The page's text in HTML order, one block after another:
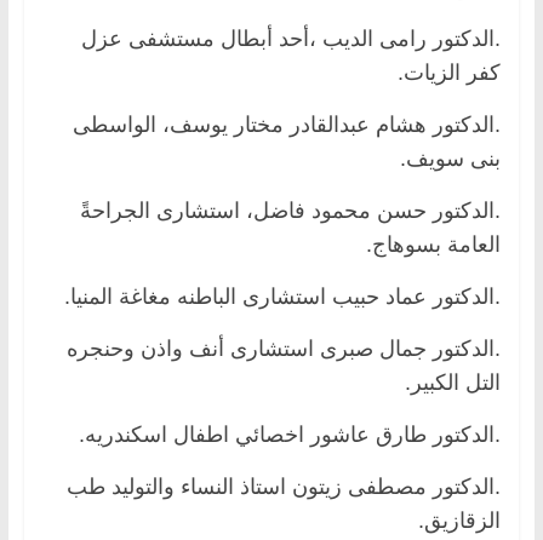
.الدكتور رامى الديب ،أحد أبطال مستشفى عزل
كفر الزيات.
.الدكتور هشام عبدالقادر مختار يوسف، الواسطى
بنى سويف.
.الدكتور حسن محمود فاضل، استشارى الجراحةً
العامة بسوهاج.
.الدكتور عماد حبيب استشارى الباطنه مغاغة المنيا.
.الدكتور جمال صبرى استشارى أنف واذن وحنجره
التل الكبير.
.الدكتور طارق عاشور اخصائي اطفال اسكندريه.
.الدكتور مصطفى زيتون استاذ النساء والتوليد طب
الزقازيق.